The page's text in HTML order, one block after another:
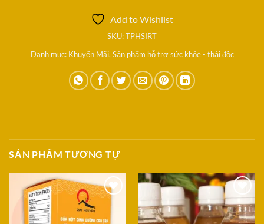
Add to Wishlist
SKU:TPHSIRT
Danh mục: Khuyến Mãi, Sản phẩm hỗ trợ sức khỏe - thải độc
SẢN PHẨM TƯƠNG TỰ
Add to
Wishlist